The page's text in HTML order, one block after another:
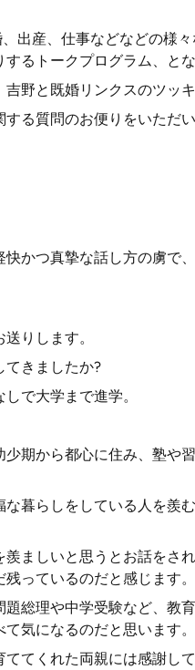
出産、仕事などなどの様
るトークプログラム、と
野と既婚リンクスのツッ
る質問のお便りをいただ
かつ真摯な話し方の虜で
りします。
てきましたか?
で大学まで進学。
期から都心に住み、塾や
暮らしをしている人を羨
ましいと思うとお話をさ
っているのだと感じます。
総理や中学受験など、教
気になるのだと思います。
てくれた両親には感謝し